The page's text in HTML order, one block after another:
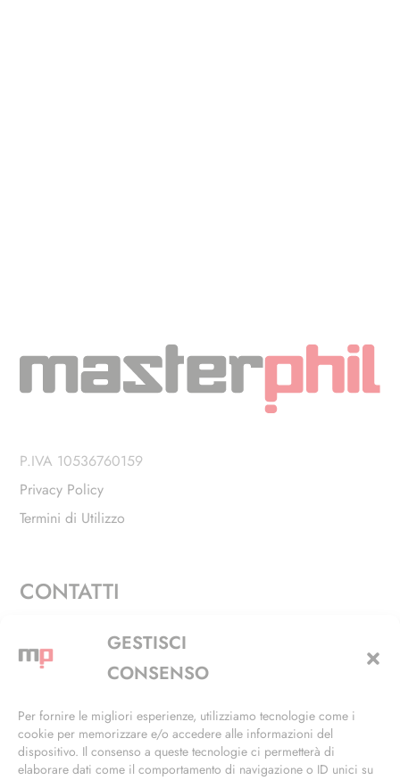
GESTISCI
CONSENSO
Per fornire le migliori esperienze, utilizziamo tecnologie come i
cookie per memorizzare e/o accedere alle informazioni del
dispositivo. Il consenso a queste tecnologie ci permetterà di
elaborare dati come il comportamento di navigazione o ID unici su
P.IVA 10536760159
Privacy Policy
Termini di Utilizzo
CONTATTI
Via Alfieri, 27 - Trezzano Sul Naviglio (MI)
+39 02 4846 3155
info@masterphil.it